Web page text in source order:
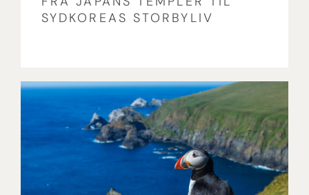
SYDKOREAS STORBYLIV